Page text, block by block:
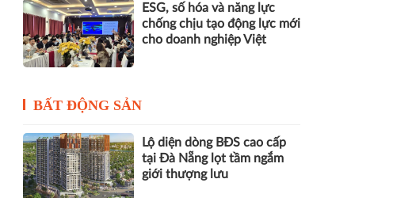
ESG, số hóa và năng lực
chống chịu tạo động lực mới
cho doanh nghiệp Việt
BẤT ĐỘNG SẢN
Lộ diện dòng BĐS cao cấp
tại Đà Nẵng lọt tầm ngắm
giới thượng lưu